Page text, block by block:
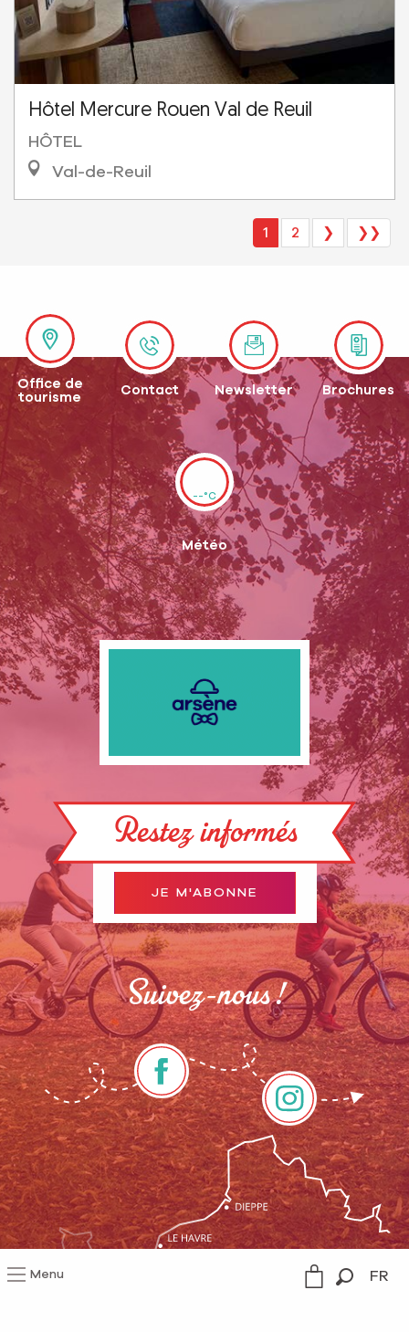
Menu FR
Hôtel Mercure Rouen Val de Reuil
HÔTEL
Val-de-Reuil
1 2 ❯ ❯❯
Office de
tourisme
Contact Newsletter Brochures
--°C
Météo
Restez informés
JE M'ABONNE
Suivez-nous !